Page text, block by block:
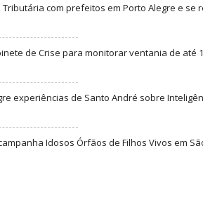
com prefeitos em Porto Alegre e se
de Crise para monitorar ventania de até
experiências de Santo André sobre
Idosos Órfãos de Filhos Vivos em